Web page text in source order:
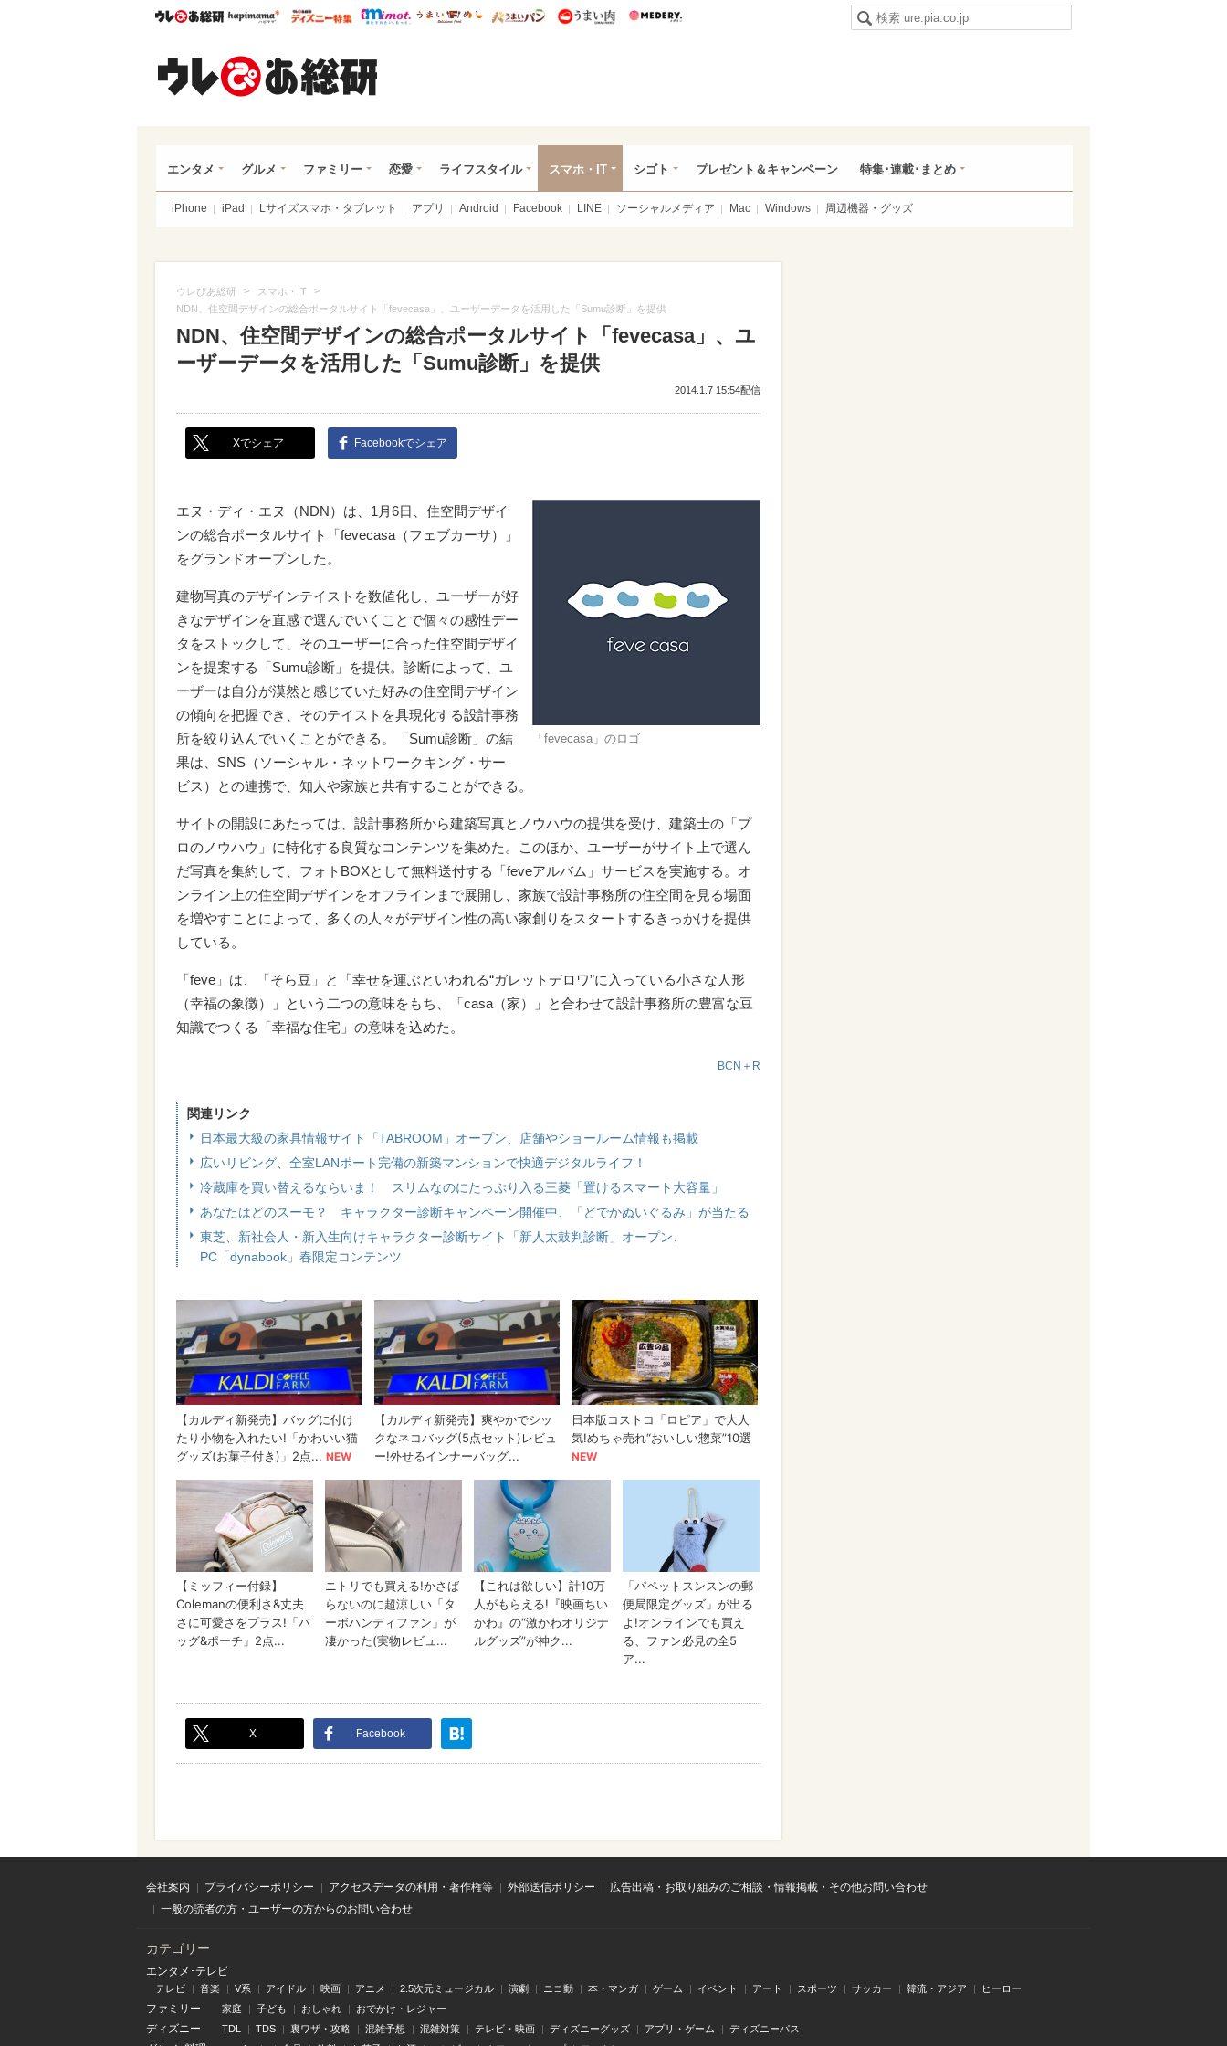
ウレぴあ総研ハピママ* ウレぴあ総研 ディズニー特集
mimot. うまいめし うまいパン うまい肉
エンタメ グルメ ファミリー 恋愛 ライフスタイル スマホ・IT シゴト プレゼント＆キャンペーン 特集･連載･まとめ
iPhone iPad Lサイズスマホ・タブレット アプリ Android Facebook LINE ソーシャルメディア Mac Windows 周辺機器・グッズ
ウレぴあ総研 > スマホ・IT >
NDN、住空間デザインの総合ポータルサイト「fevecasa」、ユーザーデータを活用した「Sumu診断」を提供
NDN、住空間デザインの総合ポータルサイト「fevecasa」、ユ
ーザーデータを活用した「Sumu診断」を提供
2014.1.7 15:54配信
Xでシェア Facebookでシェア
「fevecasa」のロゴ
エヌ・ディ・エヌ（NDN）は、1月6日、住空間デザイ
ンの総合ポータルサイト「fevecasa（フェブカーサ）」
をグランドオープンした。
建物写真のデザインテイストを数値化し、ユーザーが好
きなデザインを直感で選んでいくことで個々の感性デー
タをストックして、そのユーザーに合った住空間デザイ
ンを提案する「Sumu診断」を提供。診断によって、ユ
ーザーは自分が漠然と感じていた好みの住空間デザイン
の傾向を把握でき、そのテイストを具現化する設計事務
所を絞り込んでいくことができる。「Sumu診断」の結
果は、SNS（ソーシャル・ネットワークキング・サー
ビス）との連携で、知人や家族と共有することができる。
サイトの開設にあたっては、設計事務所から建築写真とノウハウの提供を受け、建築士の「プ
ロのノウハウ」に特化する良質なコンテンツを集めた。このほか、ユーザーがサイト上で選ん
だ写真を集約して、フォトBOXとして無料送付する「feveアルバム」サービスを実施する。オ
ンライン上の住空間デザインをオフラインまで展開し、家族で設計事務所の住空間を見る場面
を増やすことによって、多くの人々がデザイン性の高い家創りをスタートするきっかけを提供
している。
「feve」は、「そら豆」と「幸せを運ぶといわれる“ガレットデロワ”に入っている小さな人形
（幸福の象徴）」という二つの意味をもち、「casa（家）」と合わせて設計事務所の豊富な豆
知識でつくる「幸福な住宅」の意味を込めた。
BCN＋R
関連リンク
日本最大級の家具情報サイト「TABROOM」オープン、店舗やショールーム情報も掲載
広いリビング、全室LANポート完備の新築マンションで快適デジタルライフ！
冷蔵庫を買い替えるならいま！ スリムなのにたっぷり入る三菱「置けるスマート大容量」
あなたはどのスーモ？ キャラクター診断キャンペーン開催中、「どでかぬいぐるみ」が当たる
東芝、新社会人・新入生向けキャラクター診断サイト「新人太鼓判診断」オープン、
PC「dynabook」春限定コンテンツ
X Facebook
会社案内 プライバシーポリシー アクセスデータの利用・著作権等 外部送信ポリシー
広告出稿・お取り組みのご相談・情報掲載・その他お問い合わせ
一般の読者の方・ユーザーの方からのお問い合わせ
カテゴリー
エンタメ･テレビ
テレビ 音楽 V系 アイドル 映画 アニメ 2.5次元ミュージカル 演劇 ニコ動 本・マンガ ゲーム イベント アート スポーツ サッカー 韓流・アジア ヒーロー
ファミリー 家庭 子ども おしゃれ おでかけ・レジャー
ディズニー TDL TDS 裏ワザ・攻略 混雑予想 混雑対策 テレビ・映画 ディズニーグッズ アプリ・ゲーム ディズニーパス